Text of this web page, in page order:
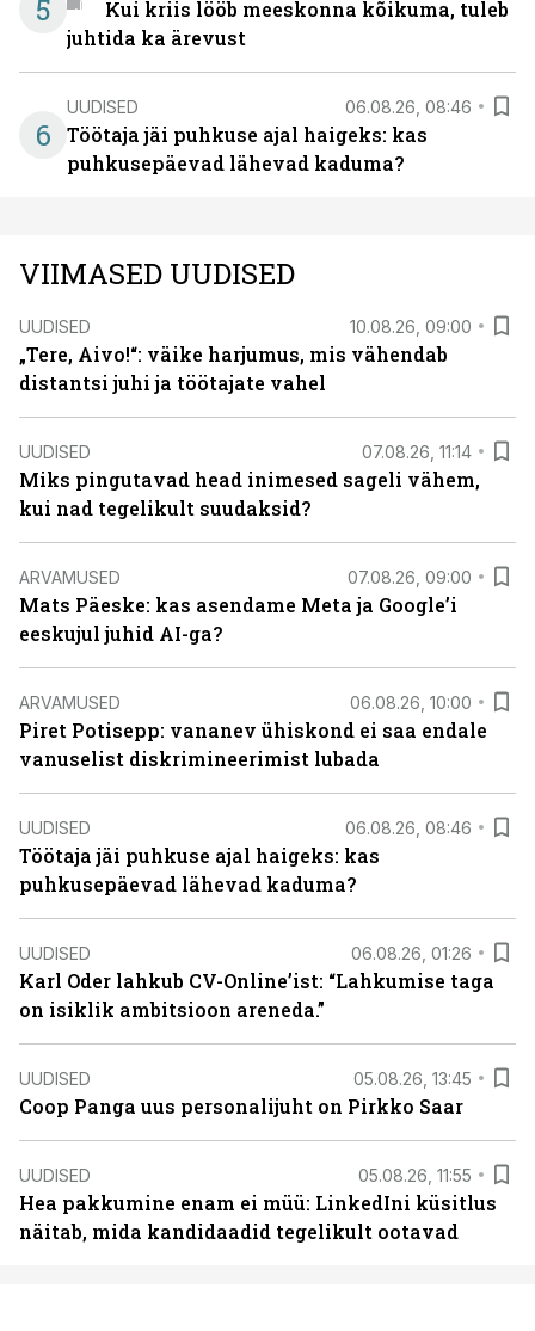
5
Kui kriis lööb meeskonna kõikuma, tuleb
juhtida ka ärevust
6
UUDISED 06.08.26, 08:46
Töötaja jäi puhkuse ajal haigeks: kas
puhkusepäevad lähevad kaduma?
VIIMASED UUDISED
UUDISED 10.08.26, 09:00
„Tere, Aivo!“: väike harjumus, mis vähendab
distantsi juhi ja töötajate vahel
UUDISED 07.08.26, 11:14
Miks pingutavad head inimesed sageli vähem,
kui nad tegelikult suudaksid?
ARVAMUSED 07.08.26, 09:00
Mats Päeske: kas asendame Meta ja Google’i
eeskujul juhid AI-ga?
ARVAMUSED 06.08.26, 10:00
Piret Potisepp: vananev ühiskond ei saa endale
vanuselist diskrimineerimist lubada
UUDISED 06.08.26, 08:46
Töötaja jäi puhkuse ajal haigeks: kas
puhkusepäevad lähevad kaduma?
UUDISED 06.08.26, 01:26
Karl Oder lahkub CV-Online’ist: “Lahkumise taga
on isiklik ambitsioon areneda.”
UUDISED 05.08.26, 13:45
Coop Panga uus personalijuht on Pirkko Saar
UUDISED 05.08.26, 11:55
Hea pakkumine enam ei müü: LinkedIni küsitlus
näitab, mida kandidaadid tegelikult ootavad